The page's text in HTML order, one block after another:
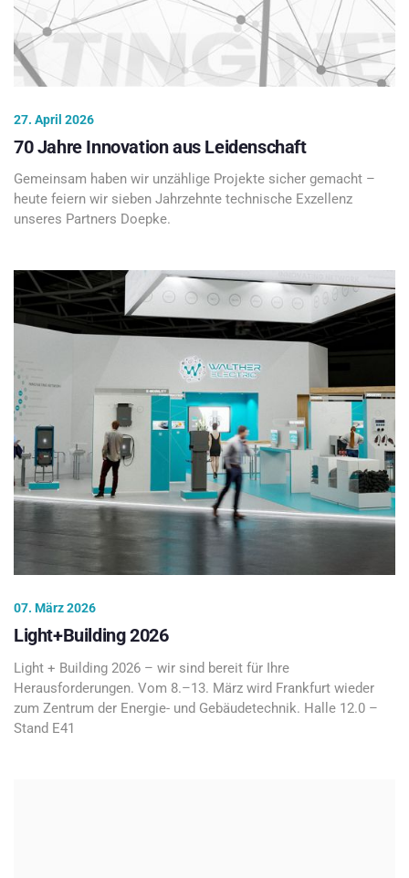
27. April 2026
70 Jahre Innovation aus Leidenschaft
Gemeinsam haben wir unzählige Projekte sicher gemacht –
heute feiern wir sieben Jahrzehnte technische Exzellenz
unseres Partners Doepke.
07. März 2026
Light+Building 2026
Light + Building 2026 – wir sind bereit für Ihre
Herausforderungen. Vom 8.–13. März wird Frankfurt wieder
zum Zentrum der Energie- und Gebäudetechnik. Halle 12.0 –
Stand E41